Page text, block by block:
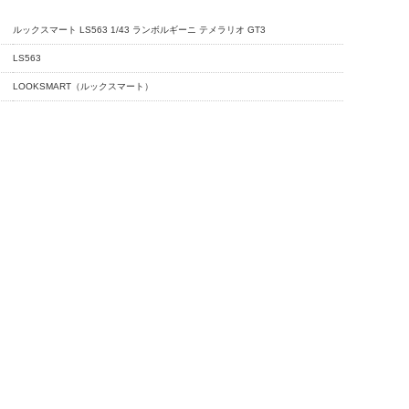
ルックスマート LS563 1/43 ランボルギーニ テメラリオ GT3
LS563
LOOKSMART（ルックスマート）